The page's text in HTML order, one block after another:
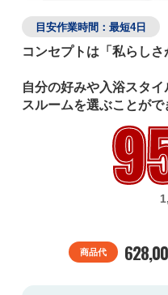
目安作業時間：最短4日
コンセプトは「私らしさ
自分の好みや入浴スタ
スルームを選ぶことがで
商品代